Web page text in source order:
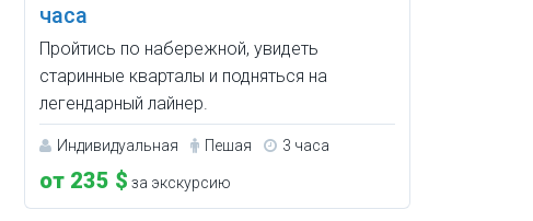
часа
Пройтись по набережной, увидеть
старинные кварталы и подняться на
легендарный лайнер.
Индивидуальная Пешая 3 часа
от 235 $ за экскурсию